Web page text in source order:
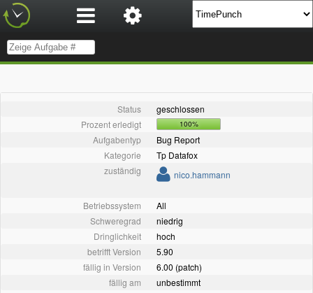
Status
geschlossen
Prozent erledigt
100%
Aufgabentyp
Bug Report
Kategorie
Tp Datafox
zuständig
nico.hammann
Betriebssystem
All
Schweregrad
niedrig
Dringlichkeit
hoch
betrifft Version
5.90
fällig in Version
6.00 (patch)
fällig am
unbestimmt